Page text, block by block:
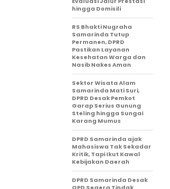
hingga Domisili
RS Bhakti Nugraha
Samarinda Tutup
Permanen, DPRD
Pastikan Layanan
Kesehatan Warga dan
Nasib Nakes Aman
Sektor Wisata Alam
Samarinda Mati Suri,
DPRD Desak Pemkot
Garap Serius Gunung
Steling hingga Sungai
Karang Mumus
DPRD Samarinda ajak
Mahasiswa Tak Sekadar
Kritik, Tapi Ikut Kawal
Kebijakan Daerah
DPRD Samarinda Desak
OPD Segera Tindak